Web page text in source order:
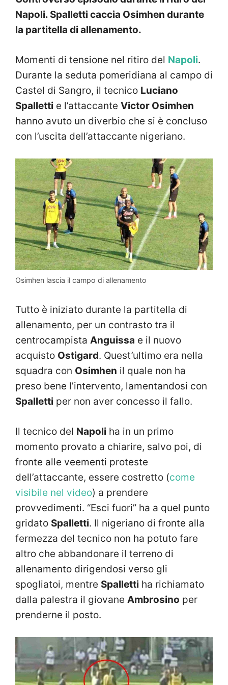
Napoli. Spalletti caccia Osimhen durante
la partitella di allenamento.
Momenti di tensione nel ritiro del Napoli.
Durante la seduta pomeridiana al campo di
Castel di Sangro, il tecnico Luciano
Spalletti e l’attaccante Victor Osimhen
hanno avuto un diverbio che si è concluso
con l’uscita dell’attaccante nigeriano.
Osimhen lascia il campo di allenamento
Tutto è iniziato durante la partitella di
allenamento, per un contrasto tra il
centrocampista Anguissa e il nuovo
acquisto Ostigard. Quest’ultimo era nella
squadra con Osimhen il quale non ha
preso bene l’intervento, lamentandosi con
Spalletti per non aver concesso il fallo.
Il tecnico del Napoli ha in un primo
momento provato a chiarire, salvo poi, di
fronte alle veementi proteste
dell’attaccante, essere costretto (come
visibile nel video) a prendere
provvedimenti. “Esci fuori” ha a quel punto
gridato Spalletti. Il nigeriano di fronte alla
fermezza del tecnico non ha potuto fare
altro che abbandonare il terreno di
allenamento dirigendosi verso gli
spogliatoi, mentre Spalletti ha richiamato
dalla palestra il giovane Ambrosino per
prenderne il posto.